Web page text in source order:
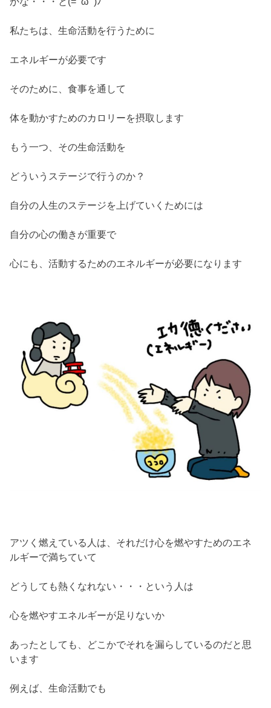
私たちは、生命活動を行うために
エネルギーが必要です
そのために、食事を通して
体を動かすためのカロリーを摂取します
もう一つ、その生命活動を
どういうステージで行うのか？
自分の人生のステージを上げていくためには
自分の心の働きが重要で
心にも、活動するためのエネルギーが必要になります
アツく燃えている人は、それだけ心を燃やすためのエネ
ルギーで満ちていて
どうしても熱くなれない・・・という人は
心を燃やすエネルギーが足りないか
あったとしても、どこかでそれを漏らしているのだと思
います
例えば、生命活動でも